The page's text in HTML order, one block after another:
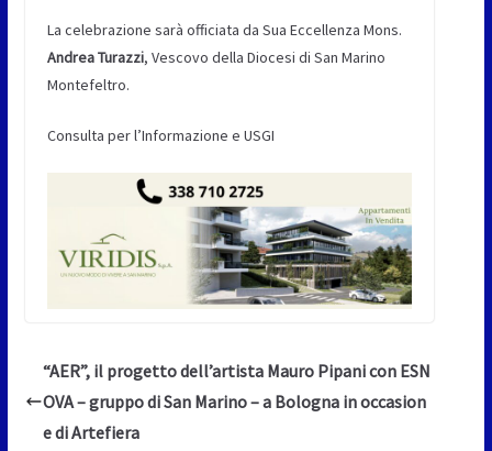
La celebrazione sarà officiata da Sua Eccellenza Mons.
Andrea Turazzi, Vescovo della Diocesi di San Marino
Montefeltro.
Consulta per l’Informazione e USGI
“AER”, il progetto dell’artista Mauro Pipani con ESN
OVA – gruppo di San Marino – a Bologna in occasion
e di Artefiera